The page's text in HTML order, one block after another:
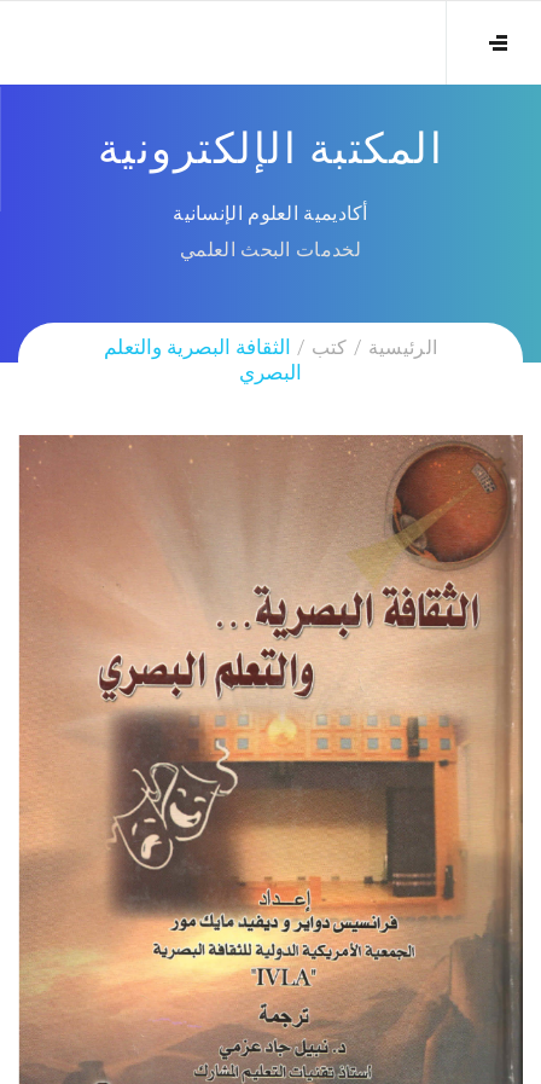
المكتبة الإلكترونية
أكاديمية العلوم الإنسانية
لخدمات البحث العلمي
الرئيسية كتب
الثقافة البصرية والتعلم
البصري